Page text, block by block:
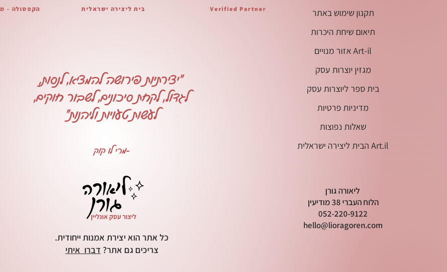
כל אתר הוא יצירת אמנות ייחודית.
צריכים גם אתר? דברו איתי
"יצירתיות פירושה להמציא, לנסות,
לגדול, לקחת סיכונים, לשבור חוקים,
לעשות טעויות וליהנות"
-מרי לו קוק
תקנון שימוש באתר
תיאום שיחת היכרות
אזור מנויים Art-il
מגזין יוצרות עסק
בית ספר ליוצרות עסק
מדיניות פרטיות
שאלות נפוצות
הבית ליצירה ישראלית Art.il
ליאורה גורן
הלוח העברי 38 מודיעין
052-220-9122
hello@lioragoren.com
הקפסולה - בית ליצירה ישראלית Verified Partner